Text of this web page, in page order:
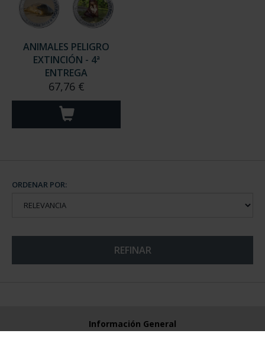
ANIMALES PELIGRO
EXTINCIÓN - 4ª
ENTREGA
67,76 €
ORDENAR POR:
REFINAR
Información General